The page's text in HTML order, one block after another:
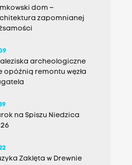
dom –
zapomnianej
archeologiczne
opóźnią remontu węzła
na Spiszu Niedzica
Zaklęta w Drewnie